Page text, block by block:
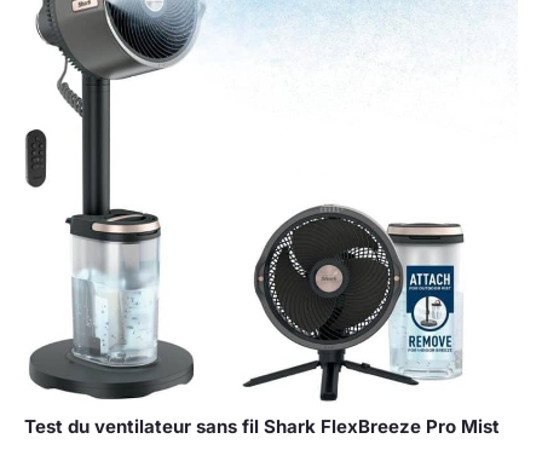
Test du ventilateur sans fil Shark FlexBreeze Pro Mist